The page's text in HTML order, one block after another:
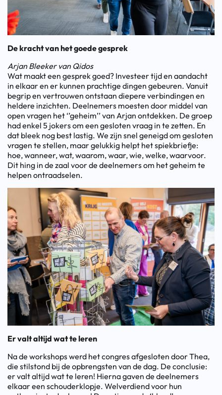
De kracht van het goede gesprek
Arjan Bleeker van Qidos
Wat maakt een gesprek goed? Investeer tijd en aandacht
in elkaar en er kunnen prachtige dingen gebeuren. Vanuit
begrip en vertrouwen ontstaan diepere verbindingen en
heldere inzichten. Deelnemers moesten door middel van
open vragen het ‘’geheim’’ van Arjan ontdekken. De groep
had enkel 5 jokers om een gesloten vraag in te zetten. En
dat bleek nog best lastig. We zijn snel geneigd om gesloten
vragen te stellen, maar gelukkig helpt het spiekbriefje:
hoe, wanneer, wat, waarom, waar, wie, welke, waarvoor.
Dit hing in de zaal voor de deelnemers om het geheim te
helpen ontraadselen.
Er valt altijd wat te leren
Na de workshops werd het congres afgesloten door Thea,
die stilstond bij de opbrengsten van de dag. De conclusie:
er valt altijd wat te leren! Hierna gaven de deelnemers
elkaar een schouderklopje. Welverdiend voor hun